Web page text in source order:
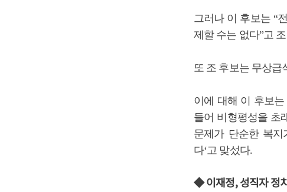
그러나 이 후보는 “
제할 수는 없다”고
또 조 후보는 무상급
이에 대해 이 후보
들어 비형평성을 초
문제가 단순한 복
다‘고 맞섰다.
◆ 이재정, 성직자 정